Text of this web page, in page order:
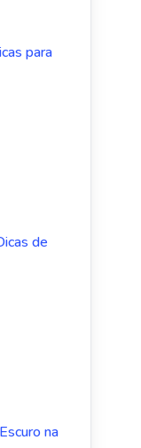
para
de
na